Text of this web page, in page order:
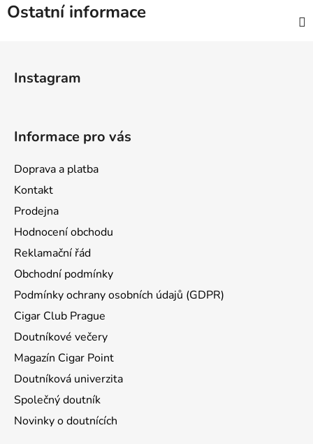
Ostatní informace
Instagram
Informace pro vás
Doprava a platba
Kontakt
Prodejna
Hodnocení obchodu
Reklamační řád
Obchodní podmínky
Podmínky ochrany osobních údajů (GDPR)
Cigar Club Prague
Doutníkové večery
Magazín Cigar Point
Doutníková univerzita
Společný doutník
Novinky o doutnících